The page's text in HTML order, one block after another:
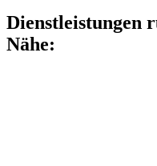
Dienstleistungen
Nähe: